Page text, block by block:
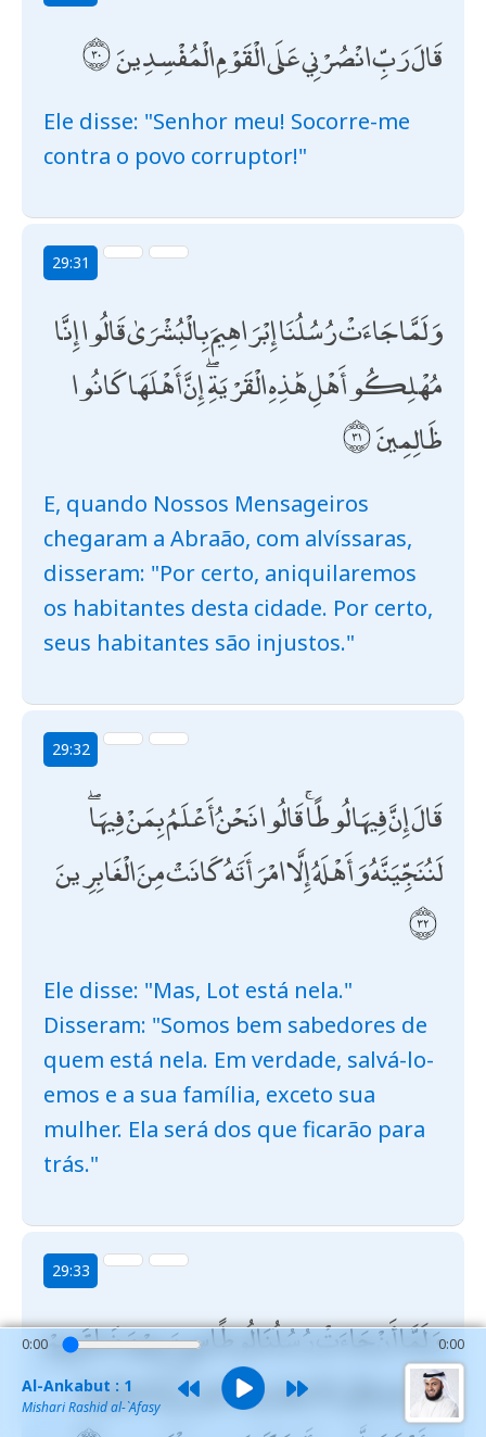
قَالَ رَبِّ انْصُرْنِي عَلَى الْقَوْمِ الْمُفْسِدِينَ
Ele disse: "Senhor meu! Socorre-me
contra o povo corruptor!"
29:31
وَلَمَّا جَاءَتْ رُسُلُنَا إِبْرَاهِيمَ بِالْبُشْرَىٰ قَالُوا إِنَّا
مُهْلِكُو أَهْلِ هَٰذِهِ الْقَرْيَةِ ۖ إِنَّ أَهْلَهَا كَانُوا
ظَالِمِينَ
E, quando Nossos Mensageiros
chegaram a Abraão, com alvíssaras,
disseram: "Por certo, aniquilaremos
os habitantes desta cidade. Por certo,
seus habitantes são injustos."
29:32
قَالَ إِنَّ فِيهَا لُوطًا ۚ قَالُوا نَحْنُ أَعْلَمُ بِمَنْ فِيهَا ۖ
لَنُنَجِّيَنَّهُ وَأَهْلَهُ إِلَّا امْرَأَتَهُ كَانَتْ مِنَ الْغَابِرِينَ
Ele disse: "Mas, Lot está nela."
Disseram: "Somos bem sabedores de
quem está nela. Em verdade, salvá-lo-
emos e a sua família, exceto sua
mulher. Ela será dos que ficarão para
trás."
29:33
وَلَمَّا أَنْ جَاءَتْ رُسُلُنَا لُوطًا سِيءَ بِهِمْ وَضَاقَ بِهِمْ
ذَرْعًا وَقَالُوا لَا تَخَفْ وَلَا تَحْزَنْ ۖ إِنَّا مُنَجُّوكَ
0:00 0:00
Al-Ankabut : 1
Mishari Rashid al-`Afasy